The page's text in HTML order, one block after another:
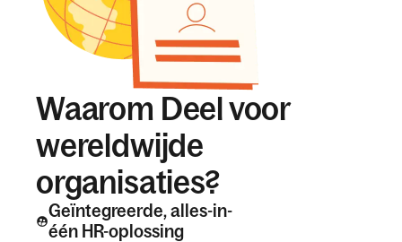
Waarom Deel voor
wereldwijde
organisaties?
Geïntegreerde, alles-in-
één HR-oplossing